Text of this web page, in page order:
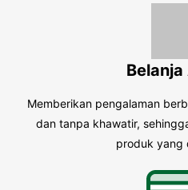
Belanja
Memberikan pengalaman
dan tanpa khawatir,
produk yang